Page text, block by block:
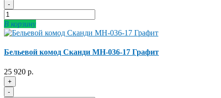
-
В корзину
Бельевой комод Сканди МН-036-17 Графит
25 920 р.
+
-